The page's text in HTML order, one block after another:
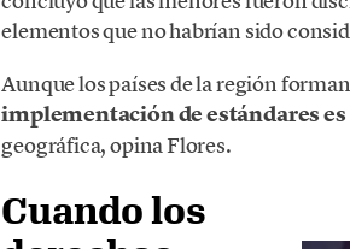
elementos que no habrían sido
Aunque los países de la región
implementación de estándares
geográfica, opina Flores.
Cuando los